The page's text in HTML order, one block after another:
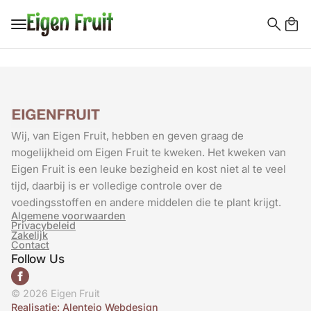
Wij, van Eigen Fruit, hebben en geven graag de
mogelijkheid om Eigen Fruit te kweken. Het kweken van
Eigen Fruit is een leuke bezigheid en kost niet al te veel
tijd, daarbij is er volledige controle over de
voedingsstoffen en andere middelen die te plant krijgt.
Algemene voorwaarden
Privacybeleid
Zakelijk
Contact
Follow Us
© 2026 Eigen Fruit
Realisatie: Alentejo Webdesign